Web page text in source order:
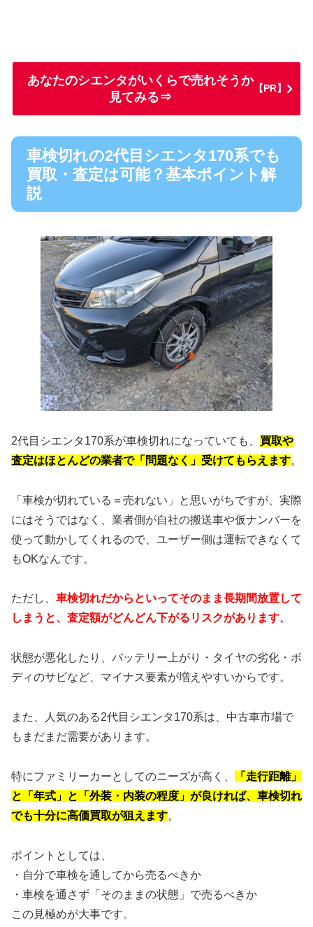
あなたのシエンタがいくらで売れそうか
見てみる⇒
【PR】
車検切れの2代目シエンタ170系でも
買取・査定は可能？基本ポイント解
説
2代目シエンタ170系が車検切れになっていても、 買取や
査定はほとんどの業者で「問題なく」受けてもらえます。
「車検が切れている＝売れない」と思いがちですが、実際
にはそうではなく、業者側が自社の搬送車や仮ナンバーを
使って動かしてくれるので、ユーザー側は運転できなくて
もOKなんです。
ただし、 車検切れだからといってそのまま長期間放置して
しまうと、査定額がどんどん下がるリスクがあります。
状態が悪化したり、バッテリー上がり・タイヤの劣化・ボ
ディのサビなど、マイナス要素が増えやすいからです。
また、人気のある2代目シエンタ170系は、中古車市場で
もまだまだ需要があります。
特にファミリーカーとしてのニーズが高く、
「走行距離」
と「年式」と「外装・内装の程度」が良ければ、車検切れ
でも十分に高価買取が狙えます。
ポイントとしては、
・自分で車検を通してから売るべきか
・車検を通さず「そのままの状態」で売るべきか
この見極めが大事です。